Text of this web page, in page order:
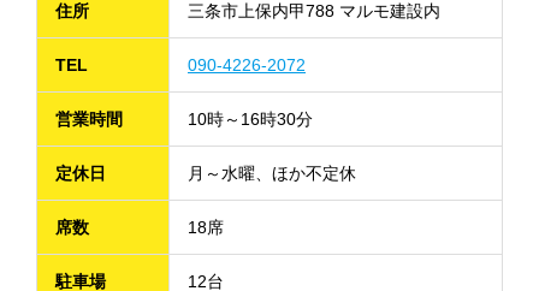
住所 三条市上保内甲788 マルモ建設内
TEL 090-4226-2072
営業時間 10時～16時30分
定休日 月～水曜、ほか不定休
席数 18席
駐車場 12台